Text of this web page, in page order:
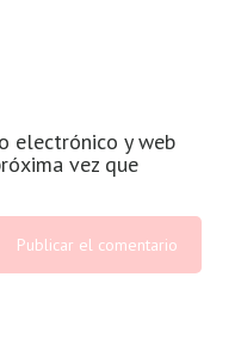
electrónico y web
vez que